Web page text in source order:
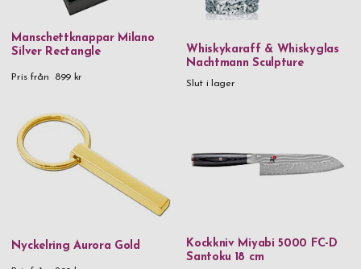
Manschettknappar Milano
Silver Rectangle
Pris från 899 kr
Whiskykaraff & Whiskyglas
Nachtmann Sculpture
Slut i lager
Nyckelring Aurora Gold
Kockkniv Miyabi 5000 FC-D
Santoku 18 cm